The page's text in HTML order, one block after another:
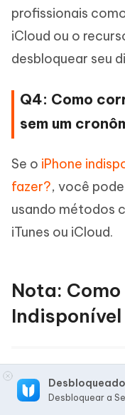
profissionais
iCloud ou o
desbloquear seu
Q4: Como
sem um
Se o iPhone
fazer?, você
usando métodos
iTunes ou iCloud.
Nota: Como
Indisponível
Se você está
indisponível",
Desbloquear a